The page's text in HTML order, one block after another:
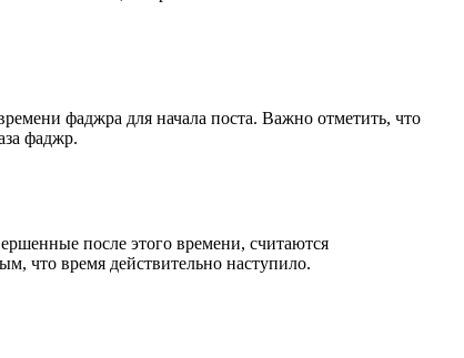
фаджра для начала поста. Важно отметить, что
фаджр.
после этого времени, считаются
что время действительно наступило.